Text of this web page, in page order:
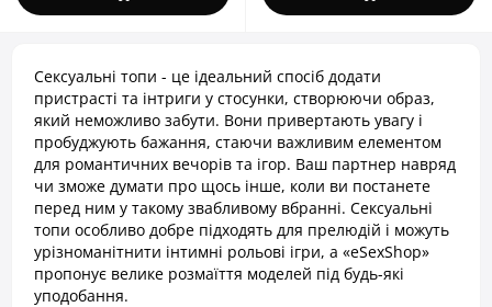
Сексуальні топи - це ідеальний спосіб додати
пристрасті та інтриги у стосунки, створюючи образ,
який неможливо забути. Вони привертають увагу і
пробуджують бажання, стаючи важливим елементом
для романтичних вечорів та ігор. Ваш партнер навряд
чи зможе думати про щось інше, коли ви постанете
перед ним у такому звабливому вбранні. Сексуальні
топи особливо добре підходять для прелюдій і можуть
урізноманітнити інтимні рольові ігри, а «eSexShop»
пропонує велике розмаїття моделей під будь-які
уподобання.